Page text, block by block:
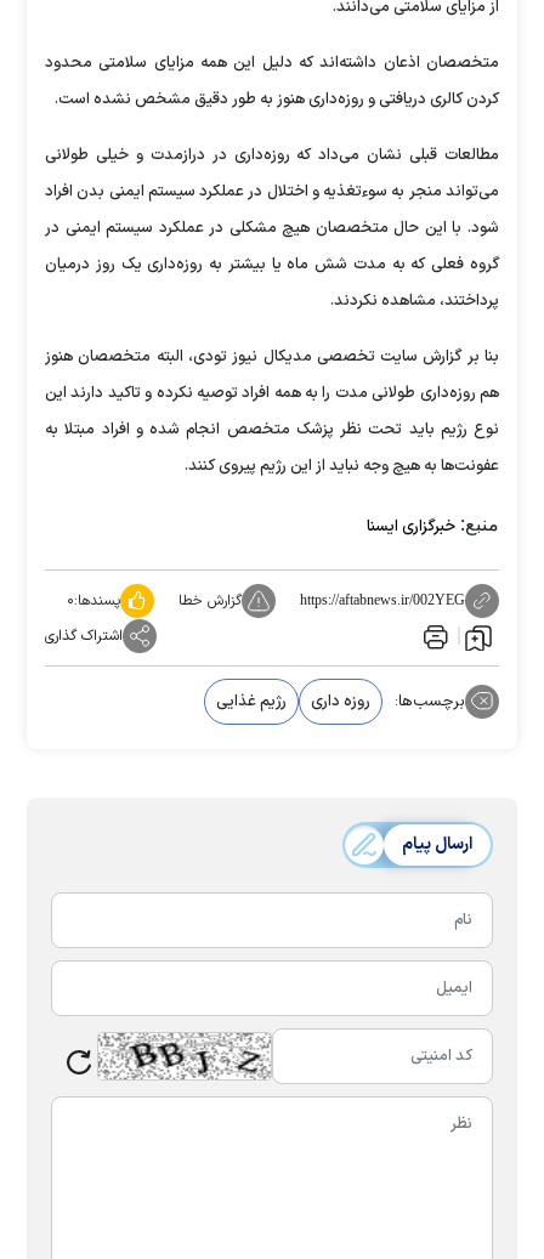
از مزایای سلامتی می‌دانند.
متخصصان اذعان داشته‌اند که دلیل این همه مزایای سلامتی محدود
کردن کالری دریافتی و روزه‌داری هنوز به طور دقیق مشخص نشده است.
مطالعات قبلی نشان می‌داد که روزه‌داری در درازمدت و خیلی طولانی
می‌تواند منجر به سوءتغذیه و اختلال در عملکرد سیستم ایمنی بدن افراد
شود. با این حال متخصصان هیچ مشکلی در عملکرد سیستم ایمنی در
گروه فعلی که به مدت شش ماه یا بیشتر به روزه‌داری یک روز درمیان
پرداختند، مشاهده نکردند.
بنا بر گزارش سایت تخصصی مدیکال نیوز تودی، البته متخصصان هنوز
هم روزه‌داری طولانی مدت را به همه افراد توصیه نکرده و تاکید دارند این
نوع رژیم باید تحت نظر پزشک متخصص انجام شده و افراد مبتلا به
عفونت‌ها به هیچ وجه نباید از این رژیم پیروی کنند.
منبع: خبرگزاری ایسنا
https://aftabnews.ir/002YEG گزارش خطا پسندها:۰
اشتراک گذاری
برچسب‌ها: روزه داری رژیم غذایی
ارسال پیام